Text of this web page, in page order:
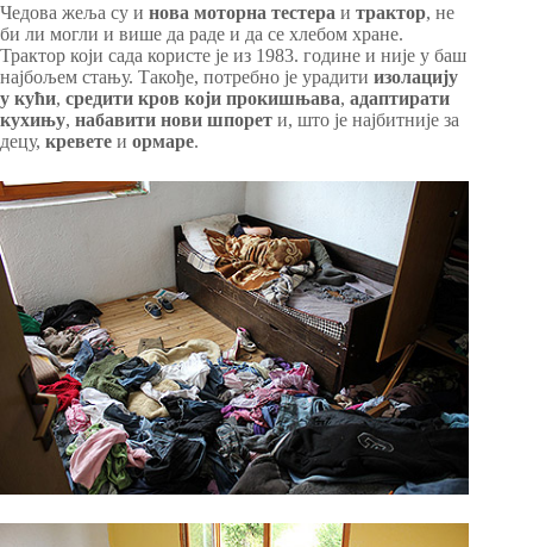
Чедова жеља су и нова моторна тестера и трактор, не
би ли могли и више да раде и да се хлебом хране.
Трактор који сада користе је из 1983. године и није у баш
најбољем стању. Такође, потребно је урадити изолацију
у кући, средити кров који прокишњава, адаптирати
кухињу, набавити нови шпорет и, што је најбитније за
децу, кревете и ормаре.